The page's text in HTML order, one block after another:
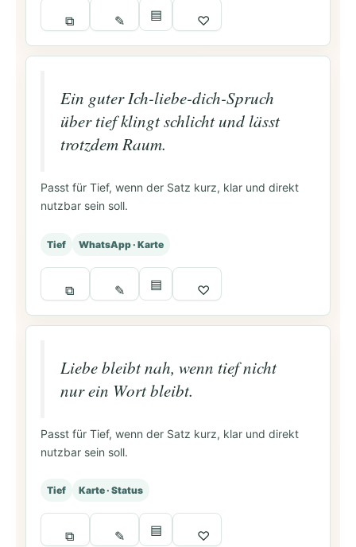
⧉ ✎ ▤ ♡
Ein guter Ich-liebe-dich-Spruch
über tief klingt schlicht und lässt
trotzdem Raum.
Passt für Tief, wenn der Satz kurz, klar und direkt
nutzbar sein soll.
Tief WhatsApp · Karte
⧉ ✎ ▤ ♡
Liebe bleibt nah, wenn tief nicht
nur ein Wort bleibt.
Passt für Tief, wenn der Satz kurz, klar und direkt
nutzbar sein soll.
Tief Karte · Status
⧉ ✎ ▤ ♡